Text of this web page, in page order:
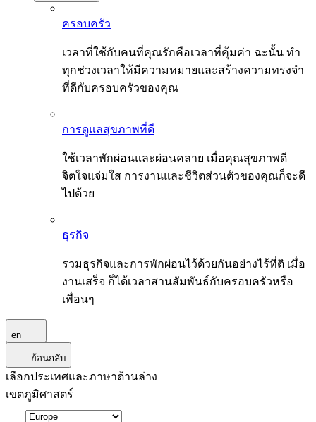
ครอบครัว
เวลาที่ใช้กับคนที่คุณรักคือเวลาที่คุ้มค่า ฉะนั้น ทำ
ทุกช่วงเวลาให้มีความหมายและสร้างความทรงจำ
ที่ดีกับครอบครัวของคุณ
การดูแลสุขภาพที่ดี
ใช้เวลาพักผ่อนและผ่อนคลาย เมื่อคุณสุขภาพดี
จิตใจแจ่มใส การงานและชีวิตส่วนตัวของคุณก็จะดี
ไปด้วย
ธุรกิจ
รวมธุรกิจและการพักผ่อนไว้ด้วยกันอย่างไร้ที่ติ เมื่อ
งานเสร็จ ก็ได้เวลาสานสัมพันธ์กับครอบครัวหรือ
เพื่อนๆ
en
ย้อนกลับ
เลือกประเทศและภาษาด้านล่าง
เขตภูมิศาสตร์